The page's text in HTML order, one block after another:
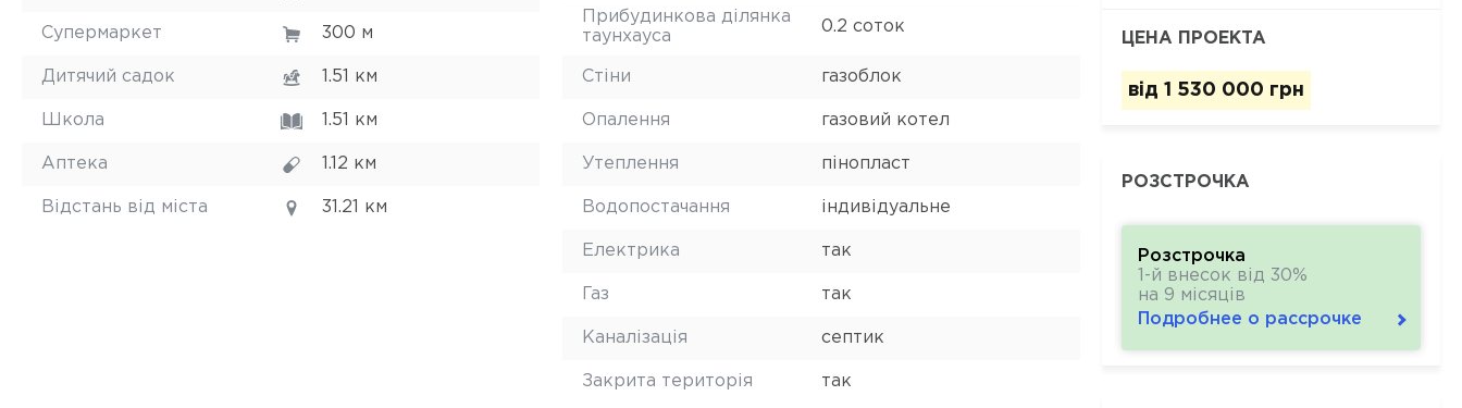
Супермаркет 300 м
Дитячий садок 1.51 км
Школа 1.51 км
Аптека 1.12 км
Відстань від міста 31.21 км
Прибудинкова ділянка
таунхауса
0.2 соток
Стіни газоблок
Опалення газовий котел
Утеплення пінопласт
Водопостачання індивідуальне
Електрика так
Газ так
Каналізація септик
Закрита територія так
ЦЕНА ПРОЕКТА
від 1 530 000 грн
РОЗСТРОЧКА
Розстрочка
1-й внесок від 30%
на 9 місяців
Подробнее о рассрочке